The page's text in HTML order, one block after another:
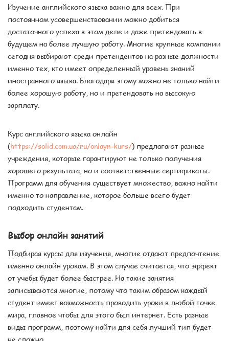
Изучение английского языка важно для всех. При
постоянном усовершенствовании можно добиться
достаточного успеха в этом деле и даже претендовать в
будущем на более лучшую работу. Многие крупные компании
сегодня выбирают среди претендентов на разные должности
именно тех, кто имеет определенный уровень знаний
иностранного языка. Благодаря этому можно не только найти
более хорошую работу, но и претендовать на высокую
зарплату.
Курс английского языка онлайн
(https://solid.com.ua/ru/onlayn-kurs/) предлагают разные
учреждения, которые гарантируют не только получения
хорошего результата, но и соответственные сертификаты.
Программ для обучения существует множество, важно найти
именно то направление, которое больше всего будет
подходить студентам.
Выбор онлайн занятий
Подбирая курсы для изучения, многие отдают предпочтение
именно онлайн урокам. В этом случае считается, что эффект
от учебы будет более быстрее. На такие занятия
записываются многие, потому что таким образом каждый
студент имеет возможность проводить уроки в любой точке
мира, главное чтобы для этого был интернет. Есть разные
виды программ, поэтому найти для себя лучший тип будет